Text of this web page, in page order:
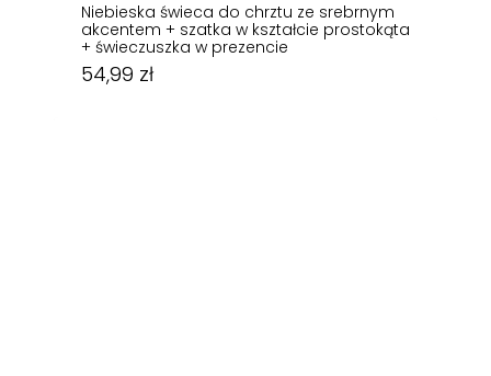
Niebieska świeca do chrztu ze srebrnym
akcentem + szatka w kształcie prostokąta
+ świeczuszka w prezencie
54,99 zł
54,99zł